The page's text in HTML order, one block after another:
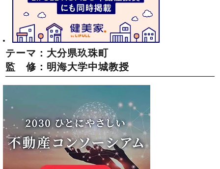
テーマ：大分県玖珠町
監 修：明海大学中城教授